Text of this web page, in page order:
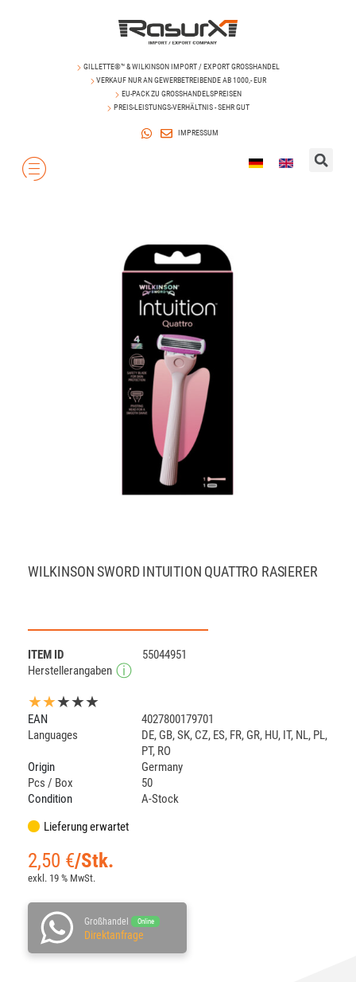
GILLETTE®™ & WILKINSON IMPORT / EXPORT GROSSHANDEL
VERKAUF NUR AN GEWERBETREIBENDE AB 1000,- EUR
EU-PACK ZU GROSSHANDELSPREISEN
PREIS-LEISTUNGS-VERHÄLTNIS - SEHR GUT
IMPRESSUM
WILKINSON SWORD INTUITION QUATTRO RASIERER
ITEM ID
55044951
Herstellerangaben
★★★★★
EAN
4027800179701
Languages
DE, GB,SK, CZ, ES, FR, GR, HU, IT, NL, PL,
PT, RO
Origin
Germany
Pcs / Box
50
Condition
A-Stock
Lieferung erwartet
2,50 €/Stk.
exkl. 19 % MwSt.
Großhandel Online
Direktanfrage